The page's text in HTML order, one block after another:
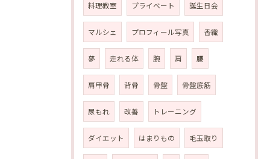
料理教室 プライベート 誕生日会
マルシェ プロフィール写真 香織
夢 走れる体 腕 肩 腰
肩甲骨 背骨 骨盤 骨盤底筋
尿もれ 改善 トレーニング
ダイエット はまりもの 毛玉取り